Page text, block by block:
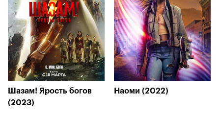
Шазам! Ярость богов
(2023)
Наоми (2022)